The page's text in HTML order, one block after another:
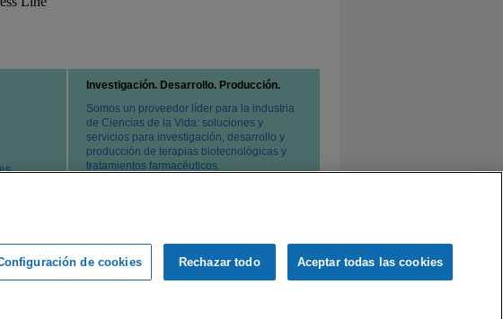
Investigación. Desarrollo. Producción.
Somos un proveedor líder para la industria
de Ciencias de la Vida: soluciones y
servicios para investigación, desarrollo y
producción de terapias biotecnológicas y
tratamientos farmacéuticos.
Declaración de privacidad Condiciones de venta
de cookies Rechazar todo Aceptar todas las cookies